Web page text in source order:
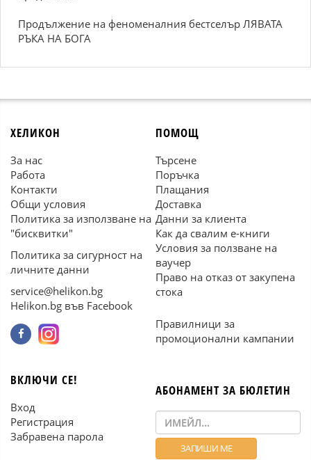
Продължение на феноменалния бестселър ЛЯВАТА
РЪКА НА БОГА
ХЕЛИКОН
За нас
Работа
Контакти
Общи условия
Политика за използване на
"бисквитки"
Политика за сигурност на
личните данни
service@helikon.bg
Helikon.bg във Facebook
ПОМОЩ
Търсене
Поръчка
Плащания
Доставка
Данни за клиента
Как да свалим е-книги
Условия за ползване на
ваучер
Право на отказ от закупена
стока
Правилници за
промоционални кампании
ВКЛЮЧИ СЕ!
Вход
Регистрация
Забравена парола
АБОНАМЕНТ ЗА БЮЛЕТИН